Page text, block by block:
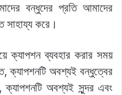
বন্ধুদের প্রতি আমাদের
সাহায্য করে।
ব্যবহার করার সময়
ক্যাপশনটি অবশ্যই বন্ধুত্বের
ক্যাপশনটি অবশ্যই সুন্দর এবং